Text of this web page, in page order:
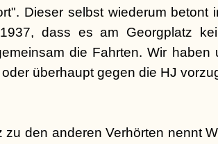
Dieser selbst wiederum betont
dass es am Georgplatz
die Fahrten. Wir
überhaupt gegen die HJ
zu den anderen Verhörten nennt